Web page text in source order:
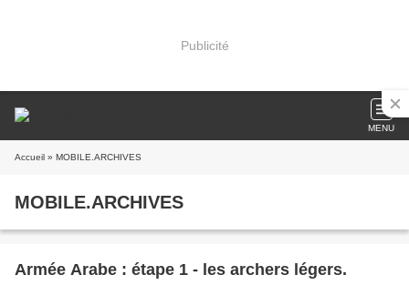
Publicité
MENU
Accueil » MOBILE.ARCHIVES
MOBILE.ARCHIVES
Armée Arabe : étape 1 - les archers légers.